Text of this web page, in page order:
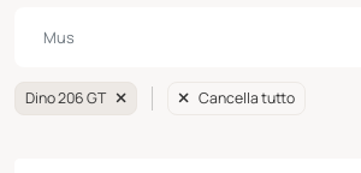
Dino 206 GT Cancella tutto